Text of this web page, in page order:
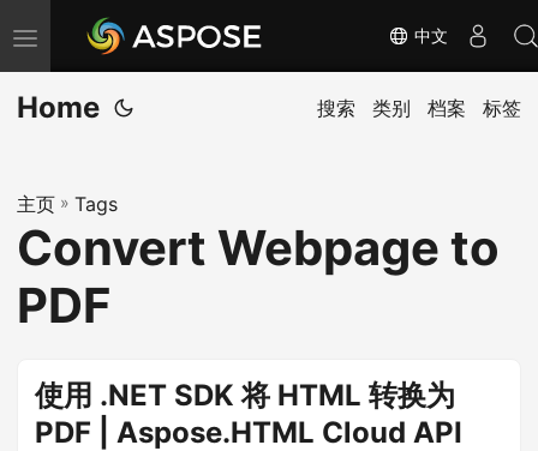
切
换
导
中文
Home 搜索 类别 档案 标签
主页 » Tags
Convert Webpage to
PDF
使用 .NET SDK 将 HTML 转换为
PDF | Aspose.HTML Cloud API